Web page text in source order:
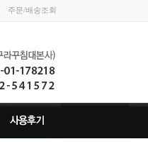
주문/배송조회